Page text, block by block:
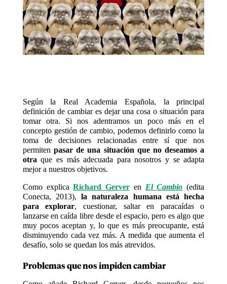
Según la Real Academia Española, la principal
definición de cambiar es dejar una cosa o situación para
tomar otra. Si nos adentramos un poco más en el
concepto gestión de cambio, podemos definirlo como la
toma de decisiones relacionadas entre sí que nos
permiten pasar de una situación que no deseamos a
otraque es más adecuada para nosotros y se adapta
mejor a nuestros objetivos.
Como explicaRichard Gerver en El Cambio (edita
Conecta, 2013),la naturaleza humana está hecha
para explorar, cuestionar, saltar en paracaídas o
lanzarse en caída libre desde el espacio, pero es algo que
muy pocos aceptan y, lo que es más preocupante, está
disminuyendo cada vez más. A medida que aumenta el
desafío, solo se quedan los más atrevidos.
Problemas que nos impiden cambiar